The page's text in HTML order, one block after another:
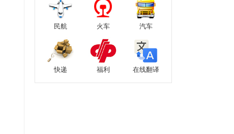
民航 火车 汽车
快递 福利 在线翻译